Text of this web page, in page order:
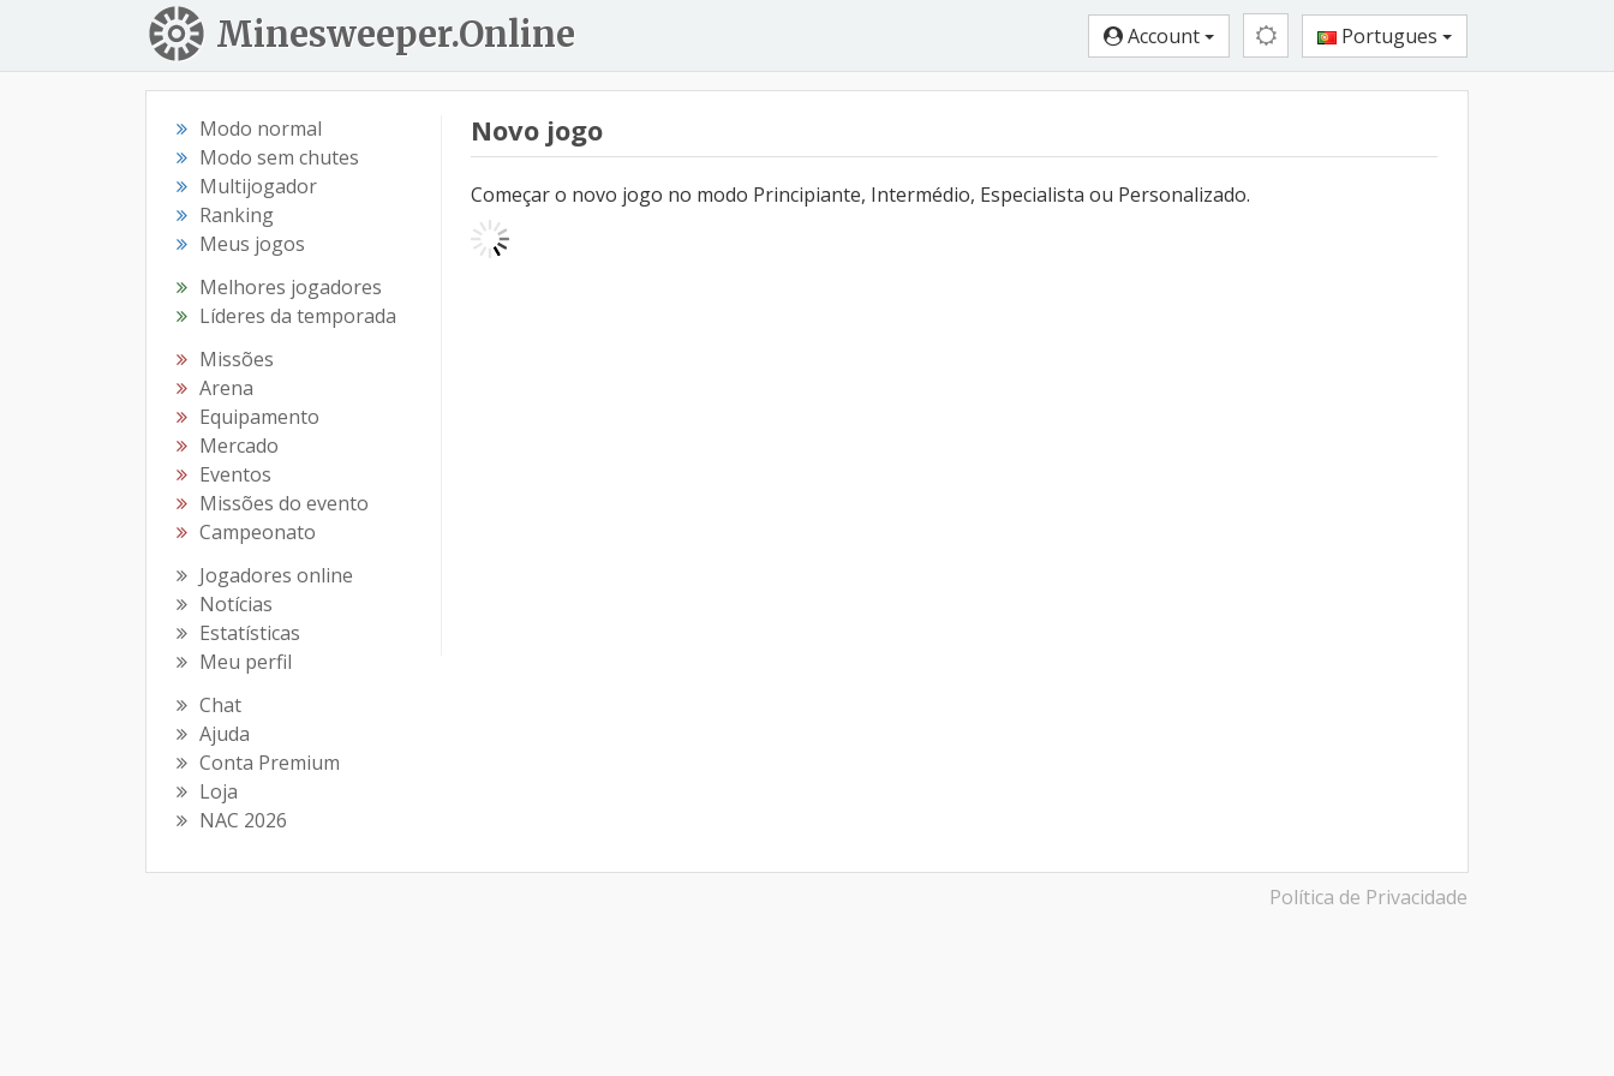
Minesweeper.Online Account Portugues
Modo normal
Modo sem chutes
Multijogador
Ranking
Meus jogos
Melhores jogadores
Líderes da temporada
Missões
Arena
Equipamento
Mercado
Eventos
Missões do evento
Campeonato
Jogadores online
Notícias
Estatísticas
Meu perfil
Chat
Ajuda
Conta Premium
Loja
NAC 2026
Novo jogo
Começar o novo jogo no modo Principiante, Intermédio, Especialista ou Personalizado.
Política de Privacidade